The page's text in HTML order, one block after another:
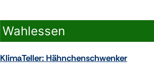
Wahlessen
KlimaTeller: Hähnchenschwenker